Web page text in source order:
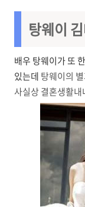
탕웨이
배우 탕웨이가 또
있는데 탕웨이의
사실상 결혼생활